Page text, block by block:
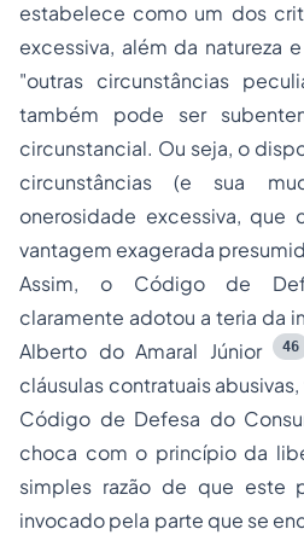
estabelece como um dos
excessiva, além da natureza
"outras circunstâncias
também pode ser
circunstancial. Ou seja, o
circunstâncias (e sua
onerosidade excessiva, que
vantagem exagerada
Assim, o Código de
claramente adotou a teria da
Alberto do Amaral Júnior
46
cláusulas contratuais
Código de Defesa do
choca com o princípio da
simples razão de que este
invocado pela parte que se